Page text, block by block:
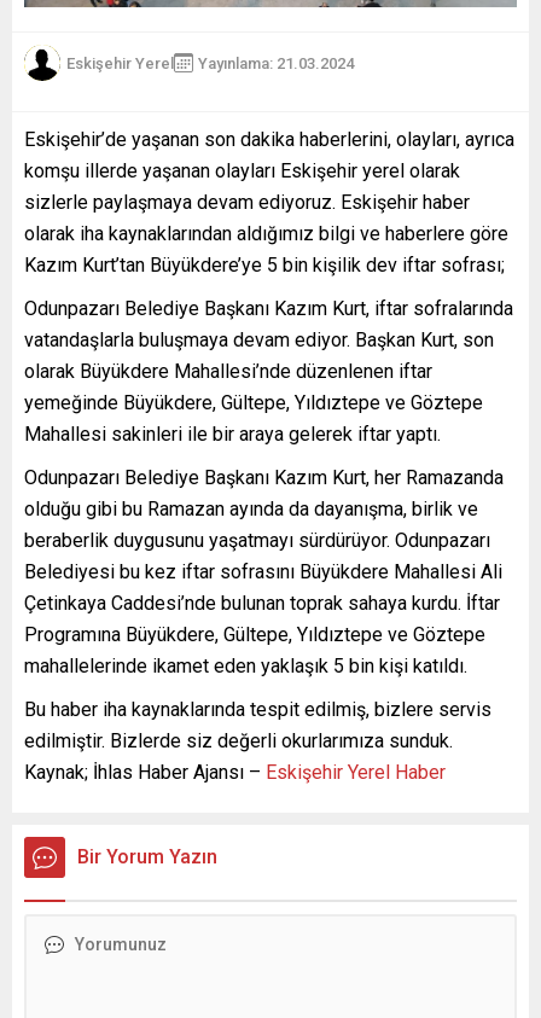
Eskişehir Yerel Yayınlama: 21.03.2024
Eskişehir’de yaşanan son dakika haberlerini, olayları, ayrıca
komşu illerde yaşanan olayları Eskişehir yerel olarak
sizlerle paylaşmaya devam ediyoruz. Eskişehir haber
olarak iha kaynaklarından aldığımız bilgi ve haberlere göre
Kazım Kurt’tan Büyükdere’ye 5 bin kişilik dev iftar sofrası;
Odunpazarı Belediye Başkanı Kazım Kurt, iftar sofralarında
vatandaşlarla buluşmaya devam ediyor. Başkan Kurt, son
olarak Büyükdere Mahallesi’nde düzenlenen iftar
yemeğinde Büyükdere, Gültepe, Yıldıztepe ve Göztepe
Mahallesi sakinleri ile bir araya gelerek iftar yaptı.
Odunpazarı Belediye Başkanı Kazım Kurt, her Ramazanda
olduğu gibi bu Ramazan ayında da dayanışma, birlik ve
beraberlik duygusunu yaşatmayı sürdürüyor. Odunpazarı
Belediyesi bu kez iftar sofrasını Büyükdere Mahallesi Ali
Çetinkaya Caddesi’nde bulunan toprak sahaya kurdu. İftar
Programına Büyükdere, Gültepe, Yıldıztepe ve Göztepe
mahallelerinde ikamet eden yaklaşık 5 bin kişi katıldı.
Bu haber iha kaynaklarında tespit edilmiş, bizlere servis
edilmiştir. Bizlerde siz değerli okurlarımıza sunduk.
Kaynak; İhlas Haber Ajansı – Eskişehir Yerel Haber
Bir Yorum Yazın